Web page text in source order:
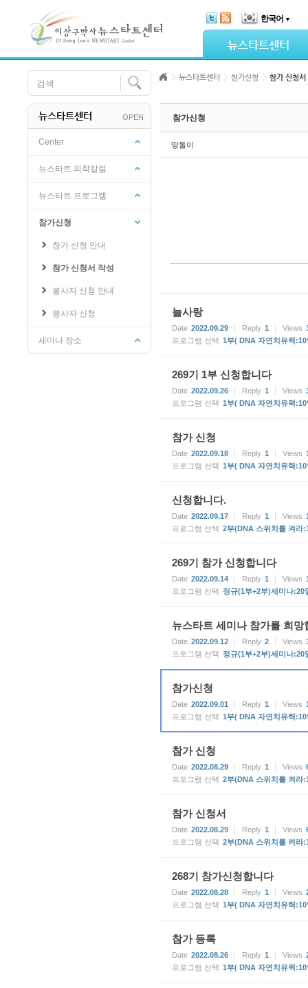
한국어 ▼
뉴스타트센터
뉴스타트센터 OPEN
Center
뉴스타트 의학칼럼
뉴스타트 프로그램
참가신청
참가 신청 안내
참가 신청서 작성
봉사자 신청 안내
봉사자 신청
세미나 장소
뉴스타트센터 참가신청 참가 신청서
참가신청
땅돌이
늘사랑
Date 2022.09.29 Reply 1 Views
프로그램 선택 1부( DNA 자연치유력:10
269기 1부 신청합니다
Date 2022.09.26 Reply 1 Views
프로그램 선택 1부( DNA 자연치유력:10
참가 신청
Date 2022.09.18 Reply 1 Views
프로그램 선택 1부( DNA 자연치유력:10
신청합니다.
Date 2022.09.17 Reply 1 Views
프로그램 선택 2부(DNA 스위치를 켜라
269기 참가 신청합니다
Date 2022.09.14 Reply 1 Views
프로그램 선택 정규(1부+2부)세미나:20
뉴스타트 세미나 참가를 희망
Date 2022.09.12 Reply 2 Views
프로그램 선택 정규(1부+2부)세미나:20
참가신청
Date 2022.09.01 Reply 1 Views
프로그램 선택 1부( DNA 자연치유력:10
참가 신청
Date 2022.08.29 Reply 1 Views
프로그램 선택 2부(DNA 스위치를 켜라
참가 신청서
Date 2022.08.29 Reply 1 Views
프로그램 선택 2부(DNA 스위치를 켜라
268기 참가신청합니다
Date 2022.08.28 Reply 1 Views
프로그램 선택 1부( DNA 자연치유력:10
참가 등록
Date 2022.08.26 Reply 1 Views
프로그램 선택 1부( DNA 자연치유력:10
Sketchbook5, 스케치북5
Sketchbook5, 스케치북5